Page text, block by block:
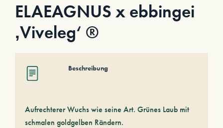
ELAEAGNUS x ebbingei
‚Viveleg‘ ®
Beschreibung
Aufrechterer Wuchs wie seine Art. Grünes Laub mit
schmalen goldgelben Rändern.